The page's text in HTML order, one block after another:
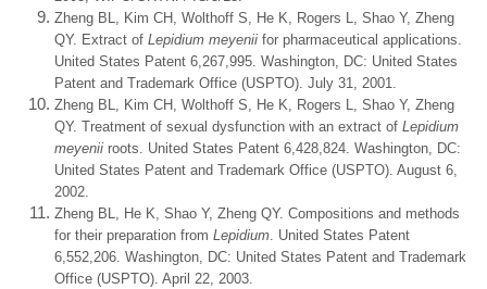
Zheng BL, Kim CH, Wolthoff S, He K, Rogers L, Shao Y, Zheng
QY. Extract of Lepidium meyenii for pharmaceutical applications.
United States Patent 6,267,995. Washington, DC: United States
Patent and Trademark Office (USPTO). July 31, 2001.
Zheng BL, Kim CH, Wolthoff S, He K, Rogers L, Shao Y, Zheng
QY. Treatment of sexual dysfunction with an extract of Lepidium
meyenii roots. United States Patent 6,428,824. Washington, DC:
United States Patent and Trademark Office (USPTO). August 6,
2002.
Zheng BL, He K, Shao Y, Zheng QY. Compositions and methods
for their preparation from Lepidium . United States Patent
6,552,206. Washington, DC: United States Patent and Trademark
Office (USPTO). April 22, 2003.